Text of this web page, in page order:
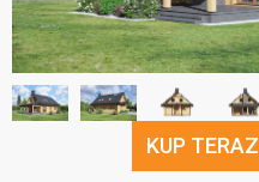
KUP TERAZ